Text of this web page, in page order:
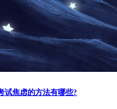
试焦虑的方法有哪些?